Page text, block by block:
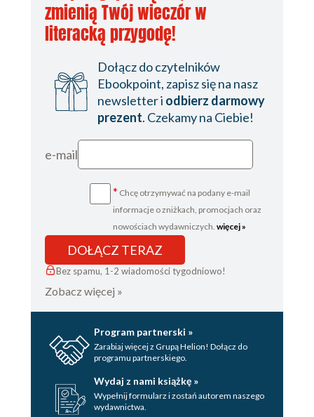
zmienią Twój wieczór w
literacką przygodę!
Dołącz do czytelników
Ebookpoint, zapisz się na nasz
newsletter i odbierz darmowy
prezent. Czekamy na Ciebie!
e-mail
* Chcę otrzymywać na podany e-mail
informacje o zniżkach, promocjach oraz
nowościach wydawniczych. więcej »
DOŁĄCZ TERAZ
Bez spamu, 1-2 wiadomości tygodniowo!
Zobacz więcej »
Program partnerski »
Zarabiaj więcej z Grupą Helion! Dołącz do
programu partnerskiego.
Wydaj z nami książkę »
Wypełnij formularz i zostań autorem naszego
wydawnictwa.